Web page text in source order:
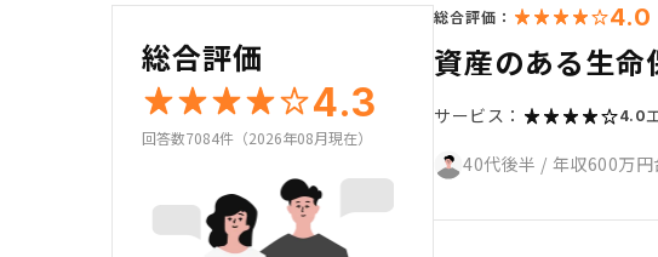
総合評価
4.3
回答数7084件（2026年08月現在）
総合評価： 4.0
資産のある生命
サービス： 4.0
40代後半 / 年収600万円